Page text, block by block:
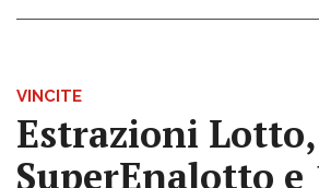
VINCITE
Estrazioni Lotto,
SuperEnalotto e